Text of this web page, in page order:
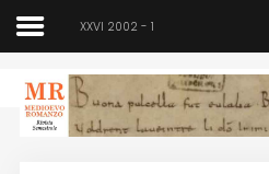
Medioevo Romanzo
XXVI 2002 - 1